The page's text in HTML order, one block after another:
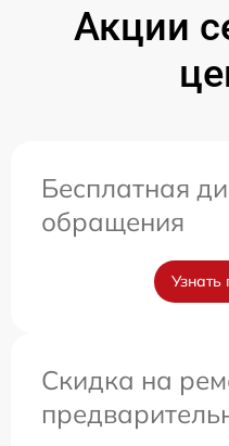
Акции
Бесплатная
обращения
Узнать
Скидка на